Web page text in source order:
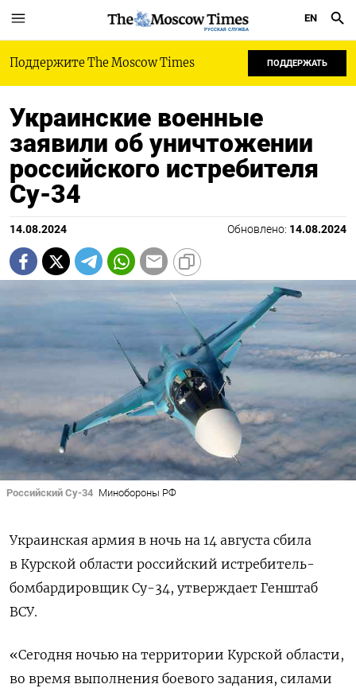
РУССКАЯ СЛУЖБА
EN
Поддержите The Moscow Times ПОДДЕРЖАТЬ
Украинские военные
заявили об уничтожении
российского истребителя
Су-34
14.08.2024 Обновлено: 14.08.2024
Российский Су-34 Минобороны РФ
Украинская армия в ночь на 14 августа сбила
в Курской области российский истребитель-
бомбардировщик Су-34, утверждает Генштаб
ВСУ.
«Сегодня ночью на территории Курской области,
во время выполнения боевого задания, силами